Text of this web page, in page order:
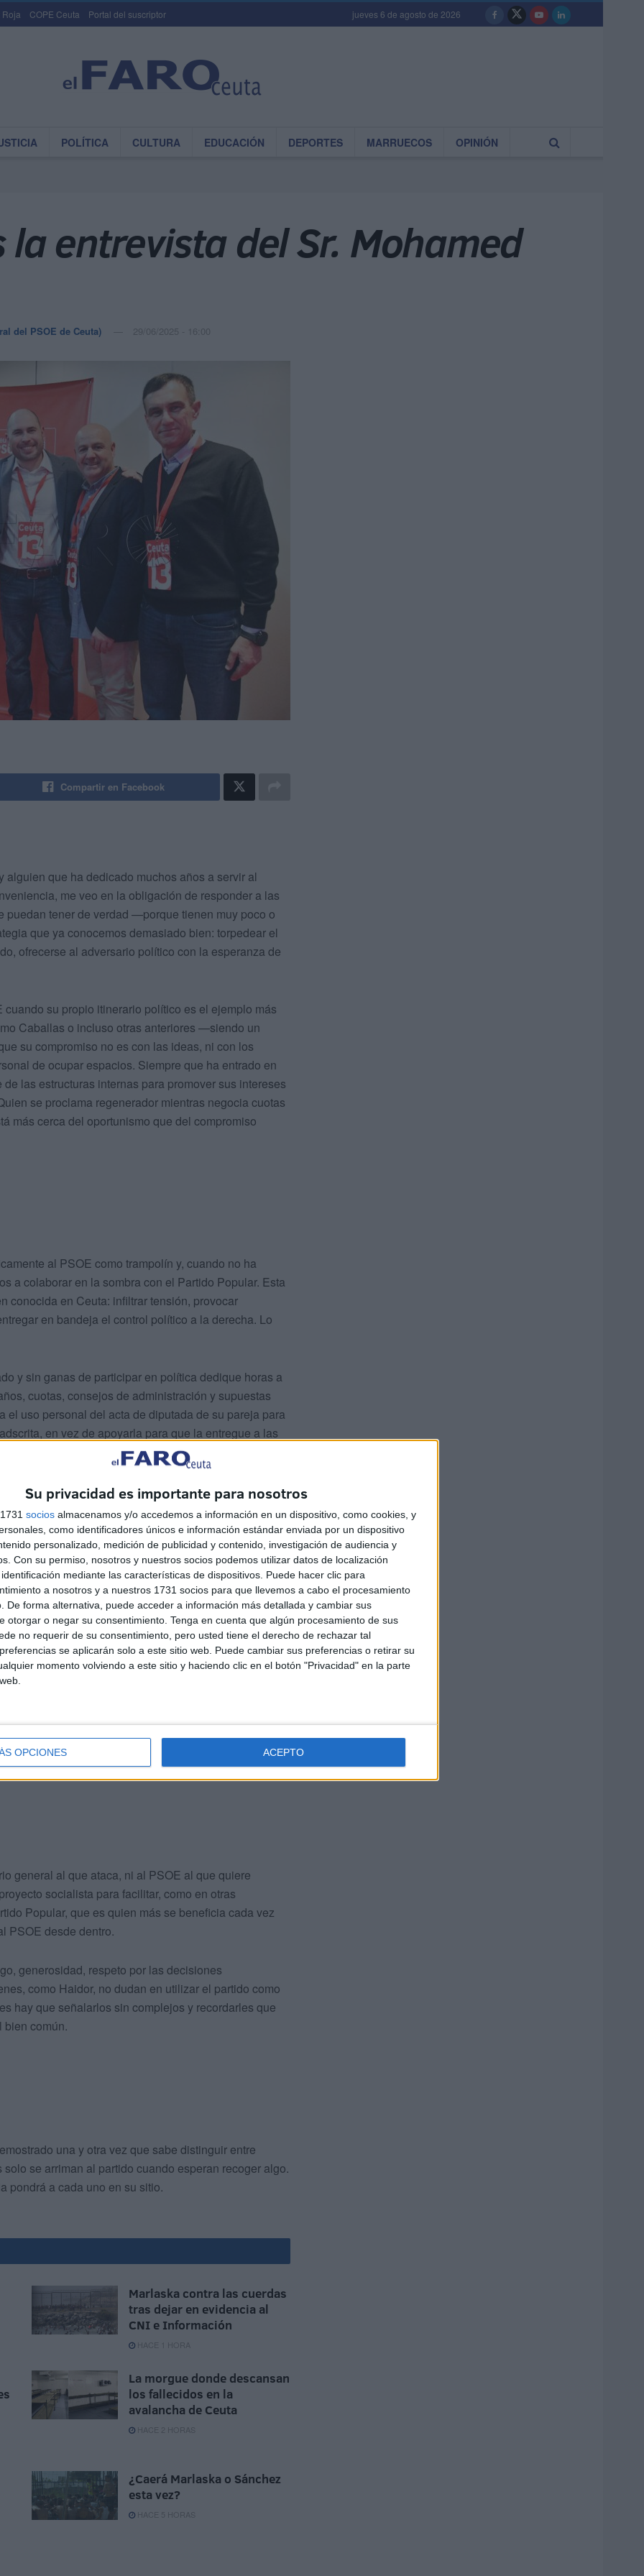
Su privacidad es importante para nosotros
socios almacenamos y/o accedemos a información en un dispositivo, como cookies, y
como identificadores únicos e información estándar enviada por un dispositivo
personalizado, medición de publicidad y contenido, investigación de audiencia y
Con su permiso, nosotros y nuestros socios podemos utilizar datos de localización
mediante las características de dispositivos. Puede hacer clic para
a nosotros y a nuestros 1731 socios para que llevemos a cabo el procesamiento
De forma alternativa, puede acceder a información más detallada y cambiar sus
otorgar o negar su consentimiento. Tenga en cuenta que algún procesamiento de sus
no requerir de su consentimiento, pero usted tiene el derecho de rechazar tal
se aplicarán solo a este sitio web. Puede cambiar sus preferencias o retirar su
momento volviendo a este sitio y haciendo clic en el botón "Privacidad" en la parte
OPCIONES ACEPTO
Roja COPE Ceuta Portal del suscriptor jueves 6 de agosto de 2026
POLÍTICA CULTURA EDUCACIÓN DEPORTES MARRUECOS OPINIÓN
entrevista del Sr. Mohamed
del PSOE de Ceuta) 29/06/2025 - 16:00
Compartir en Facebook
que ha dedicado muchos años a servir al
me veo en la obligación de responder a las
puedan tener de verdad —porque tienen muy poco o
que ya conocemos demasiado bien: torpedear el
ofrecerse al adversario político con la esperanza de
su propio itinerario político es el ejemplo más
Caballas o incluso otras anteriores —siendo un
su compromiso no es con las ideas, ni con los
de ocupar espacios. Siempre que ha entrado en
las estructuras internas para promover sus intereses
se proclama regenerador mientras negocia cuotas
más cerca del oportunismo que del compromiso
al PSOE como trampolín y, cuando no ha
a colaborar en la sombra con el Partido Popular. Esta
conocida en Ceuta: infiltrar tensión, provocar
en bandeja el control político a la derecha. Lo
y sin ganas de participar en política dedique horas a
cuotas, consejos de administración y supuestas
el uso personal del acta de diputada de su pareja para
en vez de apoyarla para que la entregue a las
Es difícil encontrar mayor contradicción entre lo que
el proyecto socialista
ocasiones, un entendimiento
es evidente que no buscan una solución política, sino
presentarse como el “puro” que fue
dignidad su retirada táctica tras no conseguir el
general al que ataca, ni al PSOE al que quiere
socialista para facilitar, como en otras
Popular, que es quien más se beneficia cada vez
PSOE desde dentro.
generosidad, respeto por las decisiones
como Haidor, no dudan en utilizar el partido como
hay que señalarlos sin complejos y recordarles que
bien común.
una y otra vez que sabe distinguir entre
se arriman al partido cuando esperan recoger algo.
pondrá a cada uno en su sitio.
Marlaska contra las cuerdas
tras dejar en evidencia al
CNI e Información
HACE 1 HORA
La morgue donde descansan
los fallecidos en la
avalancha de Ceuta
HACE 2 HORAS
¿Caerá Marlaska o Sánchez
esta vez?
HACE 5 HORAS